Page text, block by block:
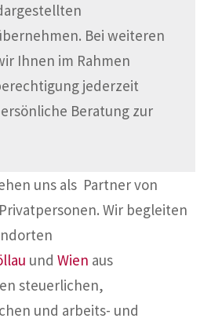
Bei weiteren
Ihnen im Rahmen
jederzeit
Beratung zur
uns als Partner von
Wir begleiten
und Wien aus
steuerlichen,
und arbeits- und